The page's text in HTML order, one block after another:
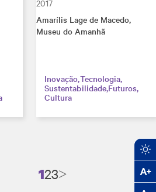
2017
Amarílis Lage de Macedo,
Museu do Amanhã
InovaçãoTecnologia
SustentabilidadeFuturos
Cultura
123